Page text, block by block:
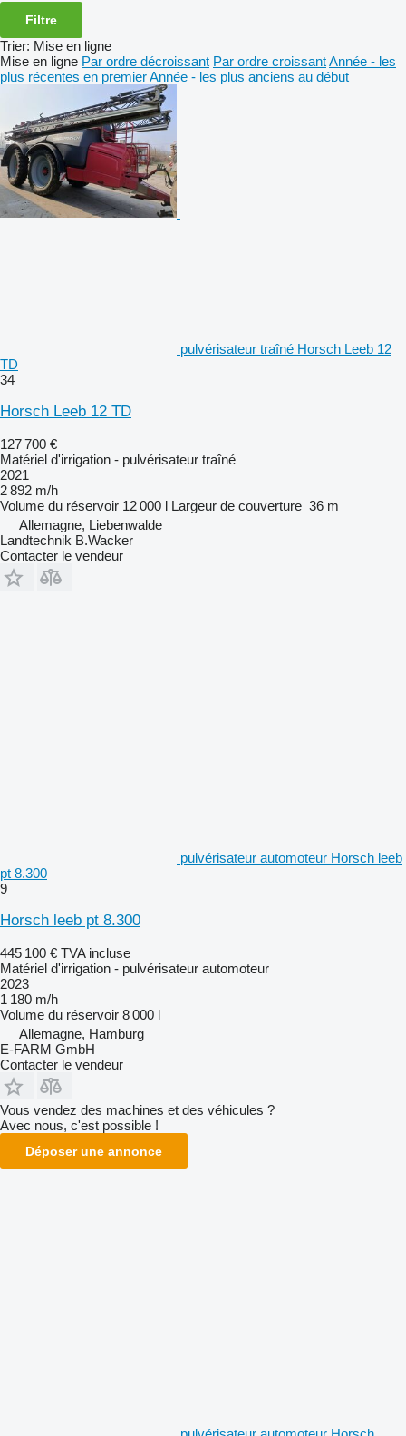
Filtre
Trier: Mise en ligne
Mise en ligne Par ordre décroissant Par ordre croissantAnnée - les
plus récentes en premierAnnée - les plus anciens au début
pulvérisateur traîné Horsch Leeb 12
TD
34
Horsch Leeb 12 TD
127 700 €
Matériel d'irrigation - pulvérisateur traîné
2021
2 892 m/h
Volume du réservoir 12 000 l Largeur de couverture 36 m
Allemagne, Liebenwalde
Landtechnik B.Wacker
Contacter le vendeur
pulvérisateur automoteur Horsch leeb
pt 8.300
9
Horsch leeb pt 8.300
445 100 € TVA incluse
Matériel d'irrigation - pulvérisateur automoteur
2023
1 180 m/h
Volume du réservoir 8 000 l
Allemagne, Hamburg
E-FARM GmbH
Contacter le vendeur
Vous vendez des machines et des véhicules ?
Avec nous, c'est possible !
Déposer une annonce